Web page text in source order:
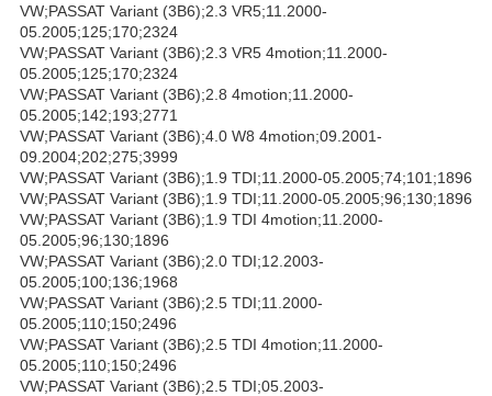
VW;PASSAT Variant (3B6);2.3 VR5;11.2000-
05.2005;125;170;2324
VW;PASSAT Variant (3B6);2.3 VR5 4motion;11.2000-
05.2005;125;170;2324
VW;PASSAT Variant (3B6);2.8 4motion;11.2000-
05.2005;142;193;2771
VW;PASSAT Variant (3B6);4.0 W8 4motion;09.2001-
09.2004;202;275;3999
VW;PASSAT Variant (3B6);1.9 TDI;11.2000-05.2005;74;101;1896
VW;PASSAT Variant (3B6);1.9 TDI;11.2000-05.2005;96;130;1896
VW;PASSAT Variant (3B6);1.9 TDI 4motion;11.2000-
05.2005;96;130;1896
VW;PASSAT Variant (3B6);2.0 TDI;12.2003-
05.2005;100;136;1968
VW;PASSAT Variant (3B6);2.5 TDI;11.2000-
05.2005;110;150;2496
VW;PASSAT Variant (3B6);2.5 TDI 4motion;11.2000-
05.2005;110;150;2496
VW;PASSAT Variant (3B6);2.5 TDI;05.2003-